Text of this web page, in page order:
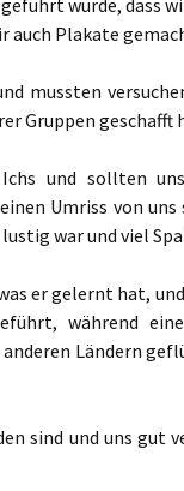
wurde, dass
auch Plakate
mussten
Gruppen geschafft
und sollten
Umriss von
war und viel
er gelernt hat,
während eine
Ländern
sind und uns gut